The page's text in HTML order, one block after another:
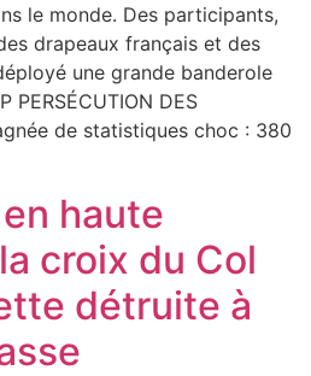
le monde. Des participants,
drapeaux français et des
une grande banderole
PERSÉCUTION DES
de statistiques choc : 380
haute
croix du Col
détruite à